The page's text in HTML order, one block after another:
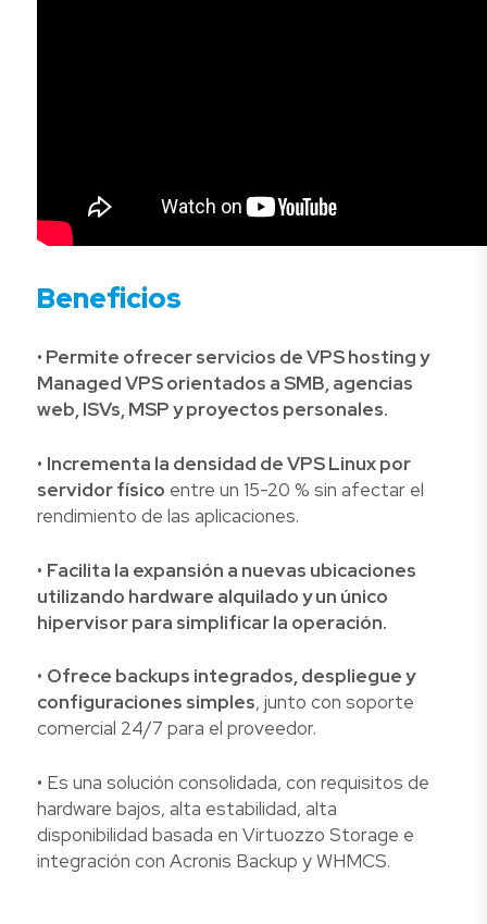
Beneficios
• Permite ofrecer servicios de VPS hosting y
Managed VPS orientados a SMB, agencias
web, ISVs, MSP y proyectos personales.
• Incrementa la densidad de VPS Linux por
servidor físico entre un 15-20 % sin afectar el
rendimiento de las aplicaciones.
• Facilita la expansión a nuevas ubicaciones
utilizando hardware alquilado y un único
hipervisor para simplificar la operación.
• Ofrece backups integrados, despliegue y
configuraciones simples, junto con soporte
comercial 24/7 para el proveedor.
• Es una solución consolidada, con requisitos de
hardware bajos, alta estabilidad, alta
disponibilidad basada en Virtuozzo Storage e
integración con Acronis Backup y WHMCS.